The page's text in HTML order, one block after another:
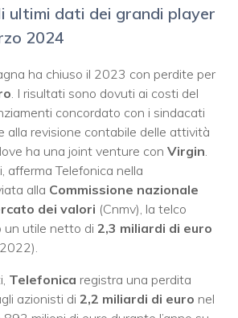
ultimi dati dei grandi player
2024
ha chiuso il 2023 con perdite per
. I risultati sono dovuti ai costi del
concordato con i sindacati
alla revisione contabile delle attività
ha una joint venture con Virgin.
afferma Telefonica nella
alla Commissione nazionale
dei valori (Cnmv), la telco
un utile netto di 2,3 miliardi di euro
Telefonica registra una perdita
azionisti di 2,2 miliardi di euro nel